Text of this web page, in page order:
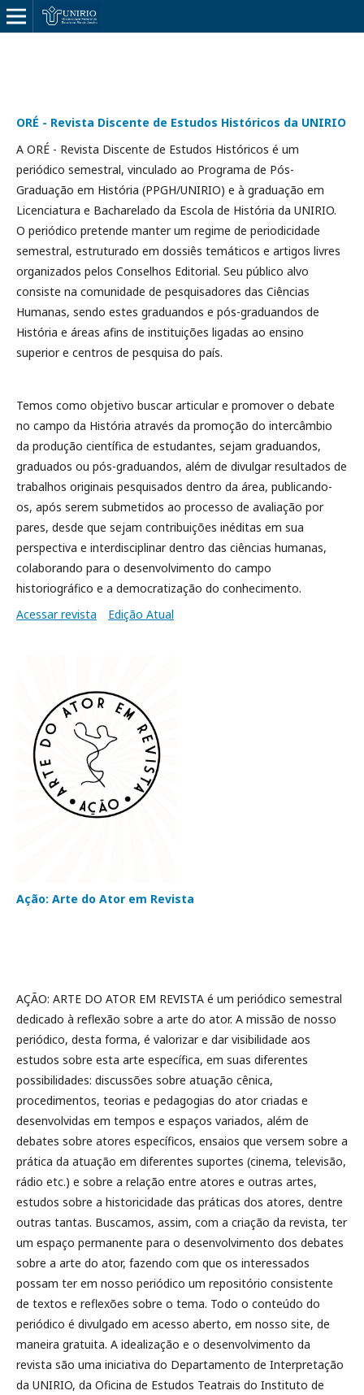
ORÉ - Revista Discente de Estudos Históricos da UNIRIO
A ORÉ - Revista Discente de Estudos Históricos é um
periódico semestral, vinculado ao Programa de Pós-
Graduação em História (PPGH/UNIRIO) e à graduação em
Licenciatura e Bacharelado da Escola de História da UNIRIO.
O periódico pretende manter um regime de periodicidade
semestral, estruturado em dossiês temáticos e artigos livres
organizados pelos Conselhos Editorial. Seu público alvo
consiste na comunidade de pesquisadores das Ciências
Humanas, sendo estes graduandos e pós-graduandos de
História e áreas afins de instituições ligadas ao ensino
superior e centros de pesquisa do país.
Temos como objetivo buscar articular e promover o debate
no campo da História através da promoção do intercâmbio
da produção científica de estudantes, sejam graduandos,
graduados ou pós-graduandos, além de divulgar resultados de
trabalhos originais pesquisados dentro da área, publicando-
os, após serem submetidos ao processo de avaliação por
pares, desde que sejam contribuições inéditas em sua
perspectiva e interdisciplinar dentro das ciências humanas,
colaborando para o desenvolvimento do campo
historiográfico e a democratização do conhecimento.
Acessar revista
Edição Atual
Ação: Arte do Ator em Revista
AÇÃO: ARTE DO ATOR EM REVISTA é um periódico semestral
dedicado à reflexão sobre a arte do ator. A missão de nosso
periódico, desta forma, é valorizar e dar visibilidade aos
estudos sobre esta arte específica, em suas diferentes
possibilidades: discussões sobre atuação cênica,
procedimentos, teorias e pedagogias do ator criadas e
desenvolvidas em tempos e espaços variados, além de
debates sobre atores específicos, ensaios que versem sobre a
prática da atuação em diferentes suportes (cinema, televisão,
rádio etc.) e sobre a relação entre atores e outras artes,
estudos sobre a historicidade das práticas dos atores, dentre
outras tantas. Buscamos, assim, com a criação da revista, ter
um espaço permanente para o desenvolvimento dos debates
sobre a arte do ator, fazendo com que os interessados
possam ter em nosso periódico um repositório consistente
de textos e reflexões sobre o tema. Todo o conteúdo do
periódico é divulgado em acesso aberto, em nosso site, de
maneira gratuita. A idealização e o desenvolvimento da
revista são uma iniciativa do Departamento de Interpretação
da UNIRIO, da Oficina de Estudos Teatrais do Instituto de